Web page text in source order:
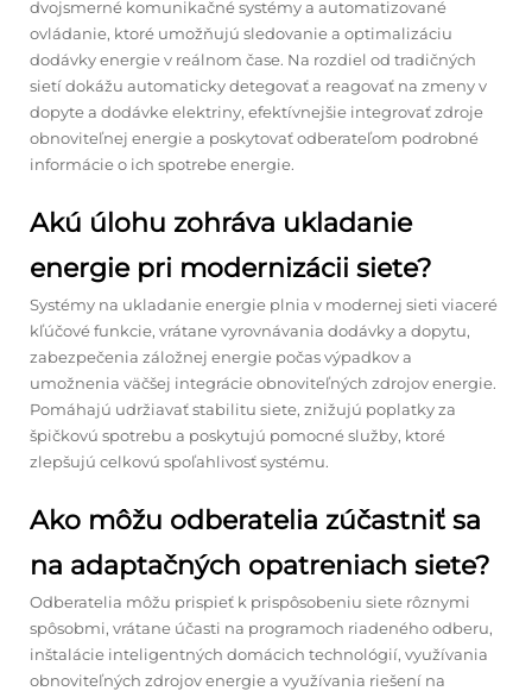
dvojsmerné komunikačné systémy a automatizované
ovládanie, ktoré umožňujú sledovanie a optimalizáciu
dodávky energie v reálnom čase. Na rozdiel od tradičných
sietí dokážu automaticky detegovať a reagovať na zmeny v
dopyte a dodávke elektriny, efektívnejšie integrovať zdroje
obnoviteľnej energie a poskytovať odberateľom podrobné
informácie o ich spotrebe energie.
Akú úlohu zohráva ukladanie
energie pri modernizácii siete?
Systémy na ukladanie energie plnia v modernej sieti viaceré
kľúčové funkcie, vrátane vyrovnávania dodávky a dopytu,
zabezpečenia záložnej energie počas výpadkov a
umožnenia väčšej integrácie obnoviteľných zdrojov energie.
Pomáhajú udržiavať stabilitu siete, znižujú poplatky za
špičkovú spotrebu a poskytujú pomocné služby, ktoré
zlepšujú celkovú spoľahlivosť systému.
Ako môžu odberatelia zúčastniť sa
na adaptačných opatreniach siete?
Odberatelia môžu prispieť k prispôsobeniu siete rôznymi
spôsobmi, vrátane účasti na programoch riadeného odberu,
inštalácie inteligentných domácich technológií, využívania
obnoviteľných zdrojov energie a využívania riešení na